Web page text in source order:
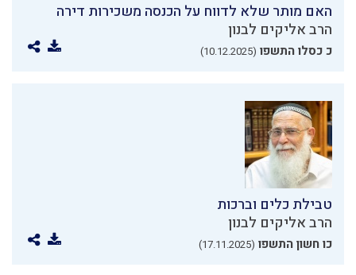
האם מותר שלא לדווח על הכנסה משכירות דירה
הרב אליקים לבנון
כ כסלו התשפו (10.12.2025)
טבילת כלים וברכות
הרב אליקים לבנון
כו חשון התשפו (17.11.2025)